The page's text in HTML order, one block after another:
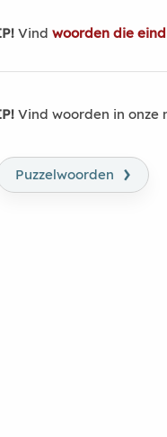
Vind woorden die
Vind woorden in onze
Puzzelwoorden ›